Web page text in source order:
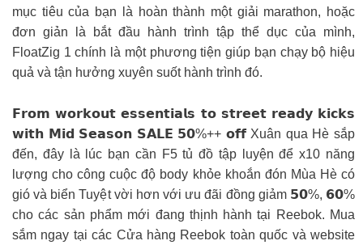
mục tiêu của bạn là hoàn thành một giải marathon, hoặc
đơn giản là bắt đầu hành trình tập thể dục của mình,
FloatZig 1 chính là một phương tiện giúp bạn chạy bộ hiệu
quả và tận hưởng xuyên suốt hành trình đó.
𝗙𝗿𝗼𝗺 𝘄𝗼𝗿𝗸𝗼𝘂𝘁 𝗲𝘀𝘀𝗲𝗻𝘁𝗶𝗮𝗹𝘀 𝘁𝗼 𝘀𝘁𝗿𝗲𝗲𝘁 𝗿𝗲𝗮𝗱𝘆 𝗸𝗶𝗰𝗸𝘀
𝘄𝗶𝘁𝗵 𝗠𝗶𝗱 𝗦𝗲𝗮𝘀𝗼𝗻 𝗦𝗔𝗟𝗘 𝟱𝟬%++ 𝗼𝗳𝗳 Xuân qua Hè sắp
đến, đây là lúc bạn cần F5 tủ đồ tập luyện để x10 năng
lượng cho công cuộc độ body khỏe khoắn đón Mùa Hè có
gió và biển Tuyệt vời hơn với ưu đãi đồng giảm 𝟱𝟬%, 𝟲𝟬%
cho các sản phẩm mới đang thịnh hành tại Reebok. Mua
sắm ngay tại các Cửa hàng Reebok toàn quốc và website